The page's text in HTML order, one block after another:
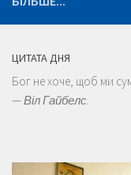
ЦИТАТА ДНЯ
Бог не хоче, щоб ми
—Віл Гайбелс.